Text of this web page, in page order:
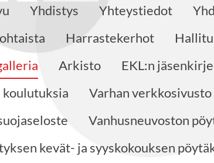
Yhdistys Yhteystiedot
Harrastekerhot
Arkisto
EKL:n
koulutuksia
Varhan verkkosivusto
Vanhusneuvoston
kevät- ja syyskokouksen